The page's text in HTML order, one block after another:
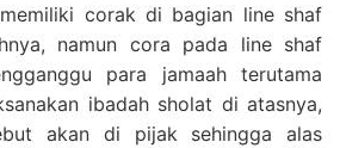
corak di bagian line shaf
namun cora pada line shaf
para jamaah terutama
ibadah sholat di atasnya,
akan di pijak sehingga alas